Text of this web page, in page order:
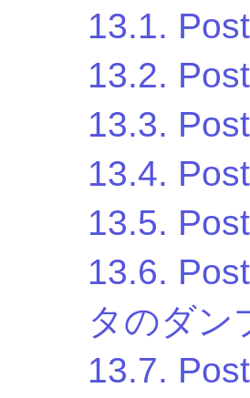
13.1.
13.2.
13.3.
13.4.
13.5.
13.6.
タのダン
13.7.